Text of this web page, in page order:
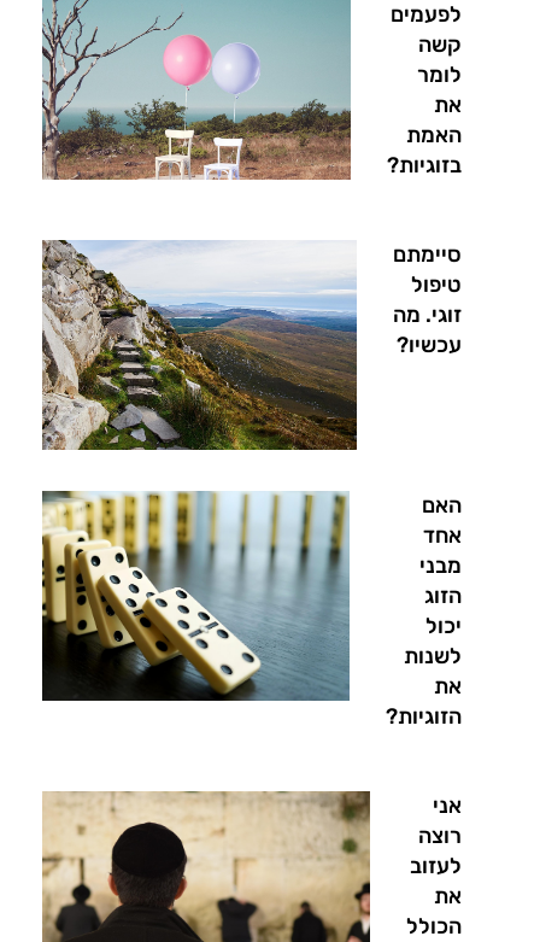
לפעמים
קשה
לומר
את
האמת
בזוגיות?
סיימתם
טיפול
זוגי. מה
עכשיו?
האם
אחד
מבני
הזוג
יכול
לשנות
את
הזוגיות?
אני
רוצה
לעזוב
את
הכולל